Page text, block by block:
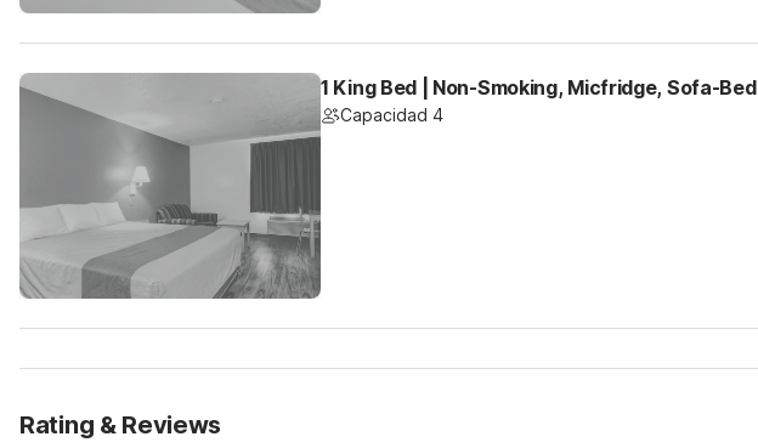
1 King Bed | Non-Smoking, Micfridge, Sofa-Bed
Capacidad 4
Rating & Reviews